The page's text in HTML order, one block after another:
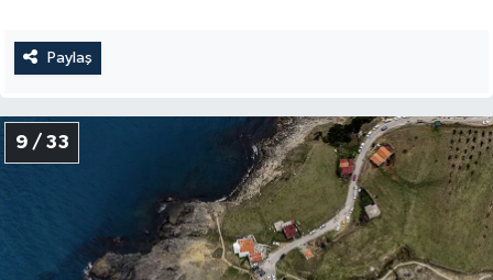
Paylaş
9 / 33